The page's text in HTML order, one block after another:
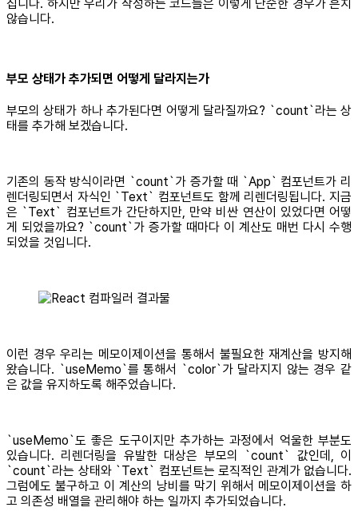
집니다. 하지만 우리가 작성하는 코드들은 이렇게 단순한 경우가 흔치
않습니다.
부모 상태가 추가되면 어떻게 달라지는가
부모의 상태가 하나 추가된다면 어떻게 달라질까요? `count`라는 상
태를 추가해 보겠습니다.
기존의 동작 방식이라면 `count`가 증가할 때 `App` 컴포넌트가 리
렌더링되면서 자식인 `Text` 컴포넌트도 함께 리렌더링됩니다. 지금
은 `Text` 컴포넌트가 간단하지만, 만약 비싼 연산이 있었다면 어떻
게 되었을까요? `count`가 증가할 때마다 이 계산도 매번 다시 수행
되었을 것입니다.
이런 경우 우리는 메모이제이션을 통해서 불필요한 재계산을 방지해
왔습니다. `useMemo`를 통해서 `color`가 달라지지 않는 경우 같
은 값을 유지하도록 해주었습니다.
`useMemo`도 좋은 도구이지만 추가하는 과정에서 억울한 부분도
있습니다. 리렌더링을 유발한 대상은 부모의 `count` 값인데, 이
`count`라는 상태와 `Text` 컴포넌트는 로직적인 관계가 없습니다.
그럼에도 불구하고 이 계산의 낭비를 막기 위해서 메모이제이션을 하
고 의존성 배열을 관리해야 하는 일까지 추가되었습니다.